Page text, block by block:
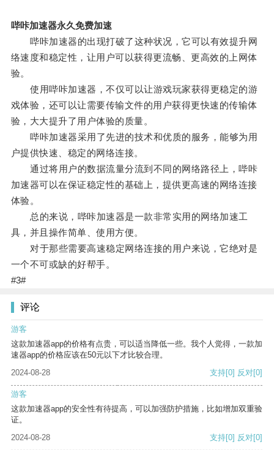
哔咔加速器永久免费加速
哔咔加速器的出现打破了这种状况，它可以有效提升网
络速度和稳定性，让用户可以获得更流畅、更高效的上网体
验。
使用哔咔加速器，不仅可以让游戏玩家获得更稳定的游
戏体验，还可以让需要传输文件的用户获得更快速的传输体
验，大大提升了用户体验的质量。
哔咔加速器采用了先进的技术和优质的服务，能够为用
户提供快速、稳定的网络连接。
通过将用户的数据流量分流到不同的网络路径上，哔咔
加速器可以在保证稳定性的基础上，提供更高速的网络连接
体验。
总的来说，哔咔加速器是一款非常实用的网络加速工
具，并且操作简单、使用方便。
对于那些需要高速稳定网络连接的用户来说，它绝对是
一个不可或缺的好帮手。
#3#
评论
游客
这款加速器app的价格有点贵，可以适当降低一些。我个人觉得，一款加
速器app的价格应该在50元以下才比较合理。
2024-08-28
支持[0] 反对[0]
游客
这款加速器app的安全性有待提高，可以加强防护措施，比如增加双重验
证。
2024-08-28
支持[0] 反对[0]